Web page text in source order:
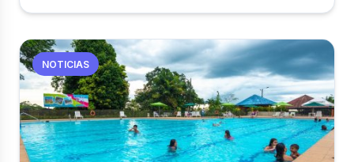
Freddy Caicedo explicó que la decisión responde a
una situación que "está prácticamente interfiriendo
con el diario vivir de los médicos del hospital".
NOTICIAS